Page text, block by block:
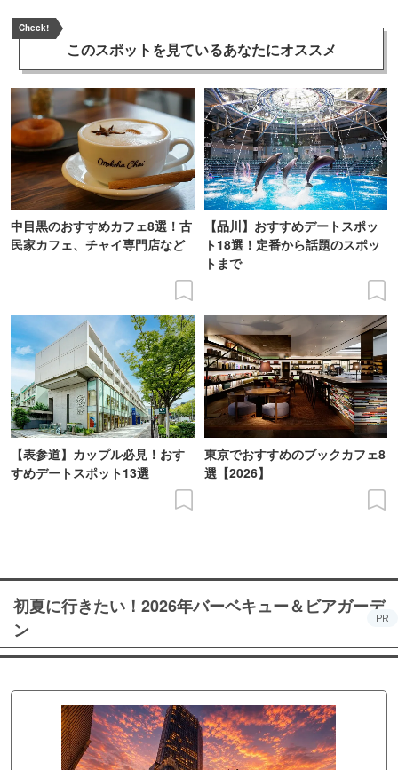
Check!
このスポットを見ているあなたにオススメ
中目黒のおすすめカフェ8選！古
民家カフェ、チャイ専門店など
【品川】おすすめデートスポッ
ト18選！定番から話題のスポッ
トまで
【表参道】カップル必見！おす
すめデートスポット13選
東京でおすすめのブックカフェ8
選【2026】
初夏に行きたい！2026年バーベキュー＆ビアガーデ
ン
PR